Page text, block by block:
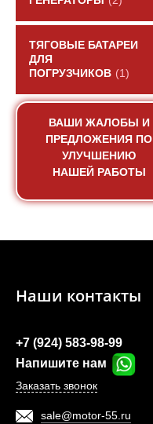
ТЯГОВЫЕ БАТАРЕИ
ДЛЯ
ПОГРУЗЧИКОВ (1)
ВАШИ ЖАЛОБЫ И
ПРЕДЛОЖЕНИЯ ПО
УЛУЧШЕНИЮ
НАШЕЙ РАБОТЫ
Наши контакты
+7 (924) 583-98-99
Напишите нам
Заказать звонок
sale@motor-55.ru